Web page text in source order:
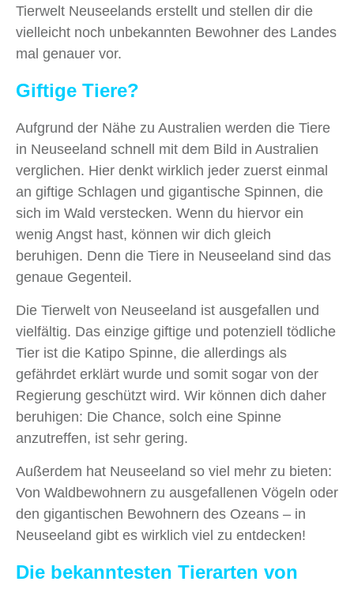
Tierwelt Neuseelands erstellt und stellen dir die
vielleicht noch unbekannten Bewohner des Landes
mal genauer vor.
Giftige Tiere?
Aufgrund der Nähe zu Australien werden die Tiere
in Neuseeland schnell mit dem Bild in Australien
verglichen. Hier denkt wirklich jeder zuerst einmal
an giftige Schlagen und gigantische Spinnen, die
sich im Wald verstecken. Wenn du hiervor ein
wenig Angst hast, können wir dich gleich
beruhigen. Denn die Tiere in Neuseeland sind das
genaue Gegenteil.
Die Tierwelt von Neuseeland ist ausgefallen und
vielfältig. Das einzige giftige und potenziell tödliche
Tier ist die Katipo Spinne, die allerdings als
gefährdet erklärt wurde und somit sogar von der
Regierung geschützt wird. Wir können dich daher
beruhigen: Die Chance, solch eine Spinne
anzutreffen, ist sehr gering.
Außerdem hat Neuseeland so viel mehr zu bieten:
Von Waldbewohnern zu ausgefallenen Vögeln oder
den gigantischen Bewohnern des Ozeans – in
Neuseeland gibt es wirklich viel zu entdecken!
Die bekanntesten Tierarten von